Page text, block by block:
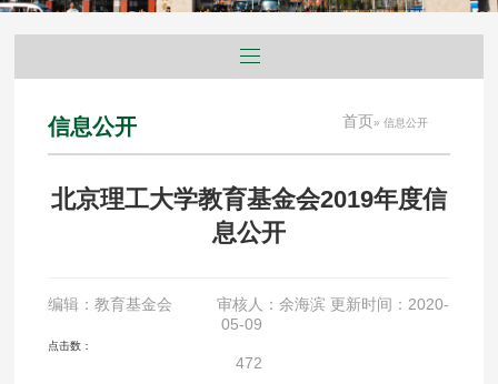
信息公开 首页» 信息公开
北京理工大学教育基金会2019年度信
息公开
编辑：教育基金会 审核人：余海滨 更新时间：2020-
05-09
点击数：
472